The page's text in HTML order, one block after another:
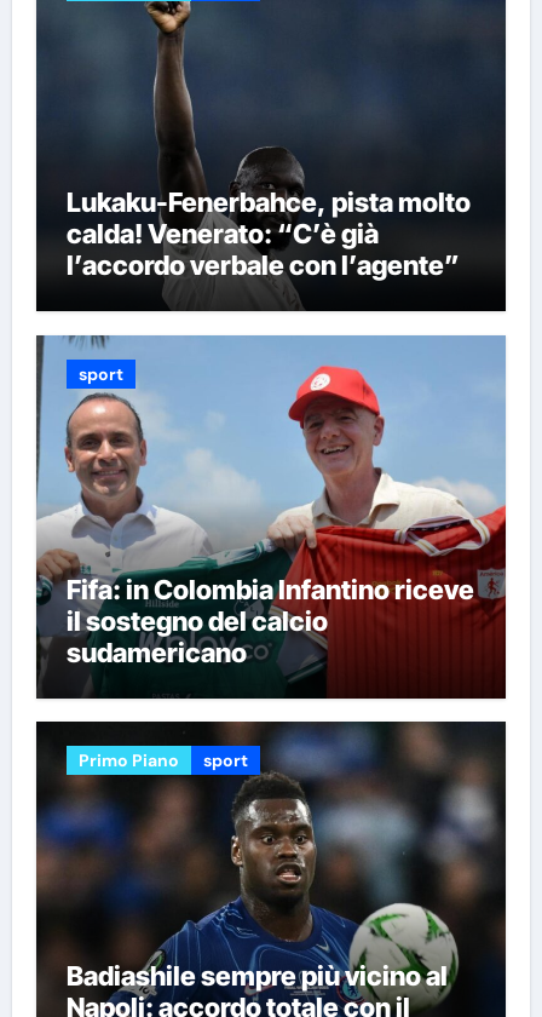
Lukaku-Fenerbahce, pista molto
calda! Venerato: “C’è già
l’accordo verbale con l’agente”
sport
Fifa: in Colombia Infantino riceve
il sostegno del calcio
sudamericano
Primo Piano sport
Badiashile sempre più vicino al
Napoli: accordo totale con il